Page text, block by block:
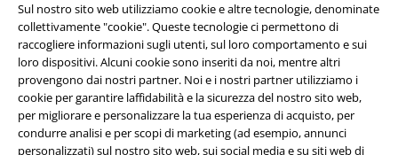
Sul nostro sito web utilizziamo cookie e altre tecnologie, denominate
collettivamente "cookie". Queste tecnologie ci permettono di
raccogliere informazioni sugli utenti, sul loro comportamento e sui
loro dispositivi. Alcuni cookie sono inseriti da noi, mentre altri
provengono dai nostri partner. Noi e i nostri partner utilizziamo i
cookie per garantire laffidabilità e la sicurezza del nostro sito web,
per migliorare e personalizzare la tua esperienza di acquisto, per
condurre analisi e per scopi di marketing (ad esempio, annunci
personalizzati) sul nostro sito web, sui social media e su siti web di